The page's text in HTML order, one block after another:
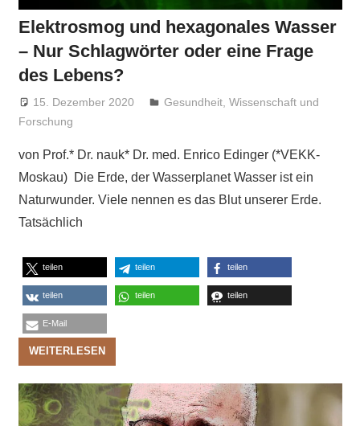
Elektrosmog und hexagonales Wasser
– Nur Schlagwörter oder eine Frage
des Lebens?
15. Dezember 2020 Niki Vogt
Gesundheit ,Wissenschaft und
Forschung
von Prof.* Dr. nauk* Dr. med. Enrico Edinger (*VEKK-
Moskau) Die Erde, der Wasserplanet Wasser ist ein
Naturwunder. Viele nennen es das Blut unserer Erde.
Tatsächlich
teilen teilen teilen
teilen teilen teilen
E-Mail
WEITERLESEN